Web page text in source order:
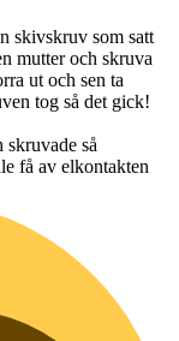
skivskruv som satt
mutter och skruva
ut och sen ta
tog så det gick!
skruvade så
få av elkontakten